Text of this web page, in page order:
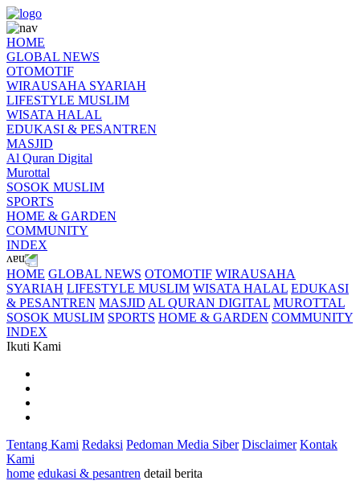
HOME
GLOBAL NEWS
OTOMOTIF
WIRAUSAHA SYARIAH
LIFESTYLE MUSLIM
WISATA HALAL
EDUKASI & PESANTREN
MASJID
Al Quran Digital
Murottal
SOSOK MUSLIM
SPORTS
HOME & GARDEN
COMMUNITY
INDEX
HOME GLOBAL NEWS OTOMOTIF WIRAUSAHA
SYARIAH LIFESTYLE MUSLIM WISATA HALAL EDUKASI
& PESANTREN MASJID AL QURAN DIGITAL MUROTTAL
SOSOK MUSLIM SPORTS HOME & GARDEN COMMUNITY
INDEX
Ikuti Kami
Tentang Kami Redaksi Pedoman Media Siber Disclaimer Kontak
Kami
home edukasi & pesantren detail berita